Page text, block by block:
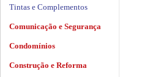
Tintas e Complementos
Comunicação e Segurança
Condomínios
Construção e Reforma